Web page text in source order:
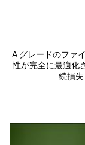
A グレードのファ
性が完全に最適化
続損失